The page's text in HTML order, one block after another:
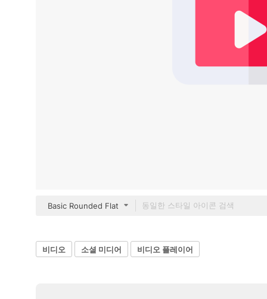
Basic Rounded Flat
비디오 소셜 미디어 비디오 플레이어